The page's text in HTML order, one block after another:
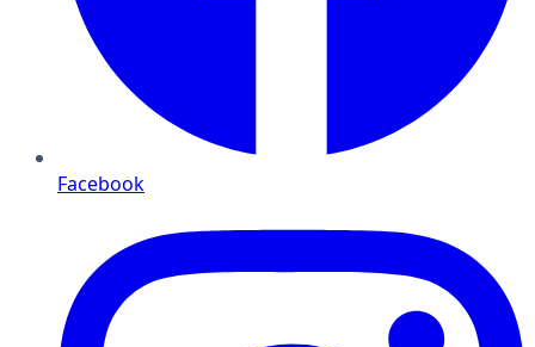
Facebook